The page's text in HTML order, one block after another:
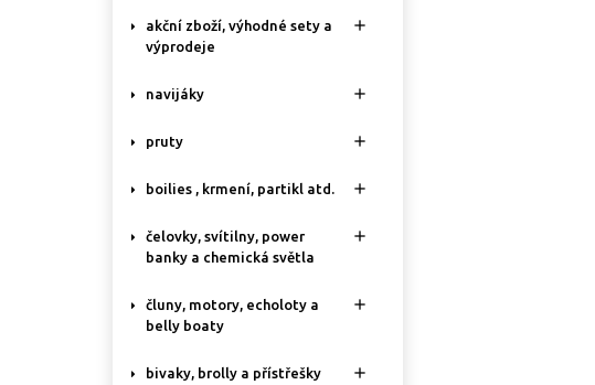
akční zboží, výhodné sety a
výprodeje

navijáky 
pruty 
boilies , krmení, partikl atd. 
čelovky, svítilny, power
banky a chemická světla

čluny, motory, echoloty a
belly boaty

bivaky, brolly a přístřešky 